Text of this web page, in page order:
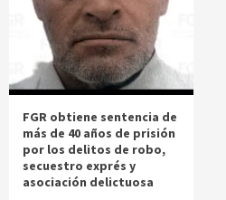
FGR obtiene sentencia de
más de 40 años de prisión
por los delitos de robo,
secuestro exprés y
asociación delictuosa